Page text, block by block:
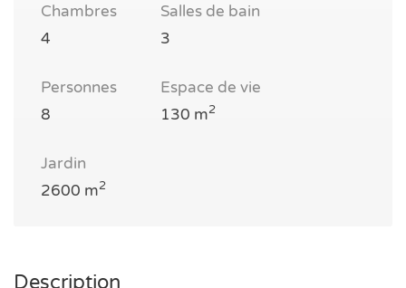
Chambres
4
Salles de bain
3
Personnes
8
Espace de vie
130 m2
Jardin
2600 m2
Description